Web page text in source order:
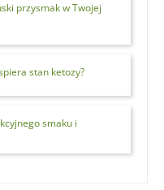
przysmak w Twojej
stan ketozy?
smaku i